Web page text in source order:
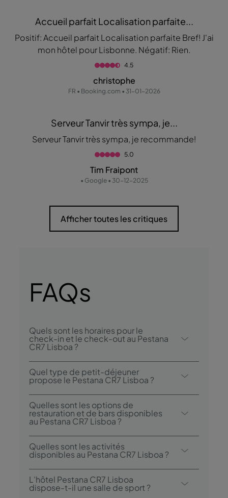
Accueil parfait Localisation parfaite...
Positif: Accueil parfait Localisation parfaite Bref! J'ai
mon hôtel pour Lisbonne. Négatif: Rien.
4.5
christophe
FR • Booking.com • 31-01-2026
Serveur Tanvir très sympa, je...
Serveur Tanvir très sympa, je recommande!
5.0
Tim Fraipont
• Google • 30-12-2025
Afficher toutes les critiques
FAQs
Quels sont les horaires pour le
check-in et le check-out au Pestana
CR7 Lisboa ?
Le check-in au Pestana CR7 Lisboa se fait à
partir de 15h00, et le check-out est
Quel type de petit-déjeuner
propose le Pestana CR7 Lisboa ?
Petit-déjeuner continental, végétarien ou à
la carte.
Quelles sont les options de
restauration et de bars disponibles
au Pestana CR7 Lisboa ?
Le Pestana CR7 Lisboa dispose d’un bar,
l’Inverse by CR7 Lisboa, et d’un restaurant,
Quelles sont les activités
disponibles au Pestana CR7 Lisboa ?
Le Pestana CR7 Lisboa propose les
activités/services suivants (des frais
L’hôtel Pestana CR7 Lisboa
dispose-t-il une salle de sport ?